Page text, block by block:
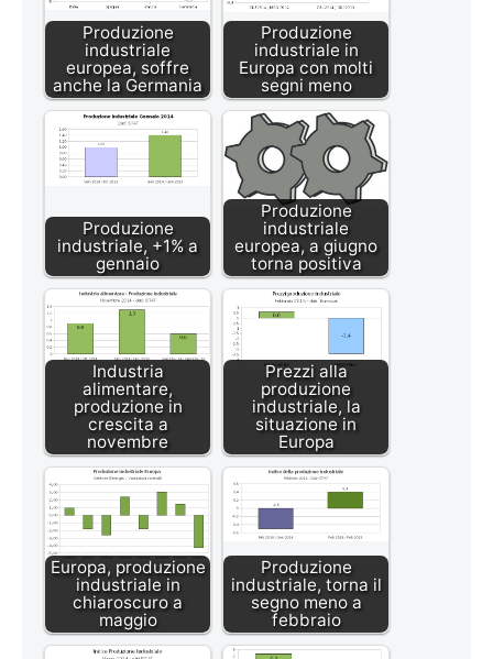
Produzione
industriale
europea, soffre
anche la Germania
Produzione
industriale in
Europa con molti
segni meno
Produzione
industriale, +1% a
gennaio
Produzione
industriale
europea, a giugno
torna positiva
Industria
alimentare,
produzione in
crescita a
novembre
Prezzi alla
produzione
industriale, la
situazione in
Europa
Europa, produzione
industriale in
chiaroscuro a
maggio
Produzione
industriale, torna il
segno meno a
febbraio